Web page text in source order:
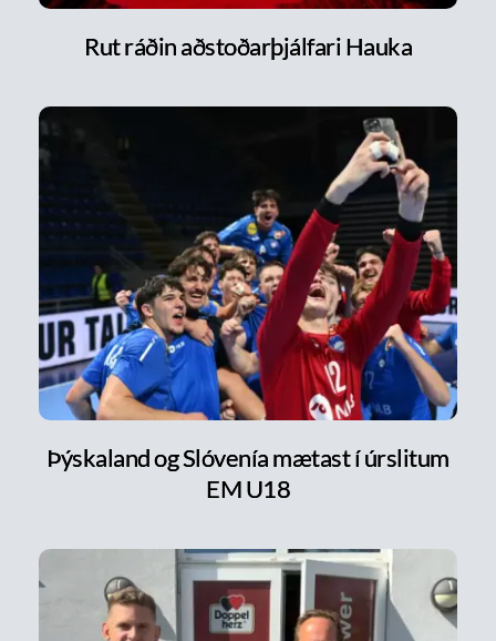
Rut ráðin aðstoðarþjálfari Hauka
Þýskaland og Slóvenía mætast í úrslitum
EM U18